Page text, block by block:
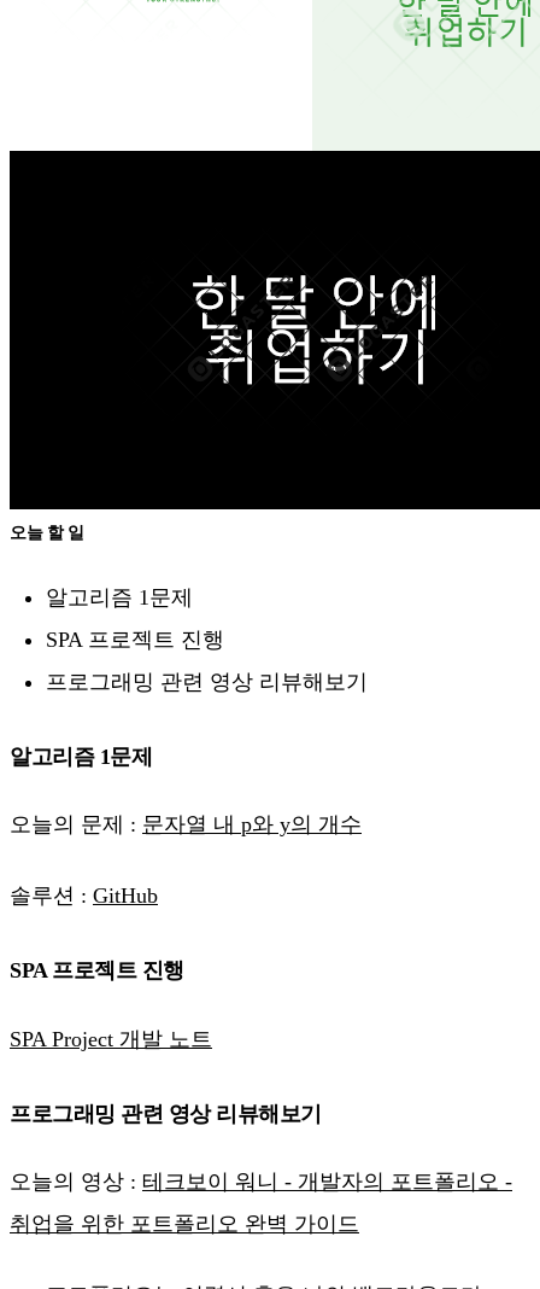
오늘 할 일
알고리즘 1문제
SPA 프로젝트 진행
프로그래밍 관련 영상 리뷰해보기
알고리즘 1문제
오늘의 문제 : 문자열 내 p와 y의 개수
솔루션 : GitHub
SPA 프로젝트 진행
SPA Project 개발 노트
프로그래밍 관련 영상 리뷰해보기
오늘의 영상 : 테크보이 워니 - 개발자의 포트폴리오 -
취업을 위한 포트폴리오 완벽 가이드